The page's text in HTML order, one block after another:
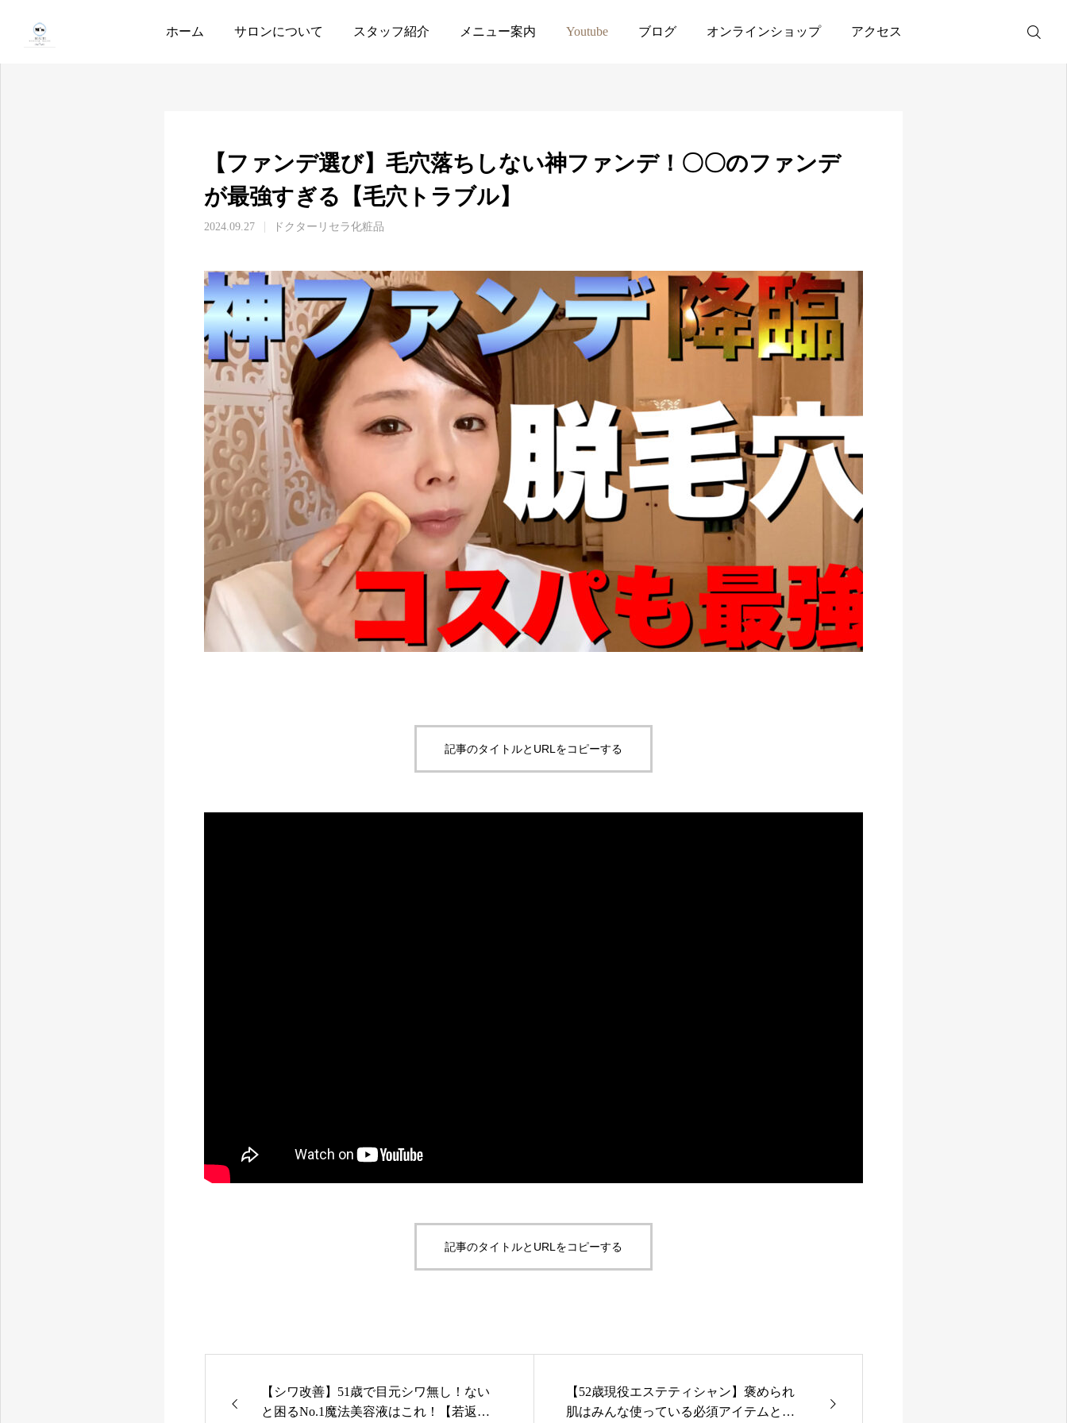
ホーム サロンについて スタッフ紹介 メニュー案内 Youtube ブログ オンラインショップ アクセス
Youtube ドクターリセラ化粧品 【ファンデ選び】毛穴落ちしない神ファンデ！〇〇のファンデが最強すぎる【毛穴トラブル】
【ファンデ選び】毛穴落ちしない神ファンデ！〇〇のファンデ
が最強すぎる【毛穴トラブル】
2024.09.27 ドクターリセラ化粧品
記事のタイトルとURLをコピーする
記事のタイトルとURLをコピーする
【シワ改善】51歳で目元シワ無し！ない
と困るNo.1魔法美容液はこれ！【若返り
【52歳現役エステティシャン】褒められ
肌はみんな使っている必須アイテムと